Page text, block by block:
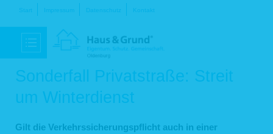
Navigation
Start Impressum Datenschutz Kontakt
Sonderfall Privatstraße: Streit
um Winterdienst
Gilt die Verkehrssicherungspflicht auch in einer